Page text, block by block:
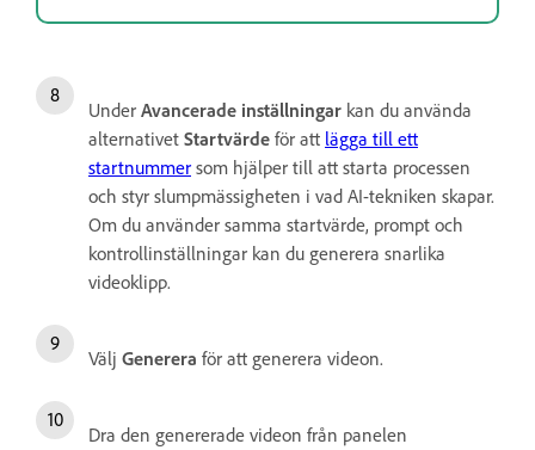
Under Avancerade inställningar kan du använda
alternativet Startvärde för att lägga till ett
startnummer som hjälper till att starta processen
och styr slumpmässigheten i vad AI-tekniken skapar.
Om du använder samma startvärde, prompt och
kontrollinställningar kan du generera snarlika
videoklipp.
Välj Generera för att generera videon.
Dra den genererade videon från panelen